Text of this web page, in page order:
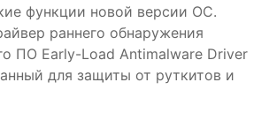
функции новой версии ОС.
раннего обнаружения
ПО Early-Load Antimalware Driver
для защиты от руткитов и